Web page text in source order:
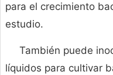
para el crecimiento
estudio.
También puede
líquidos para cultivar